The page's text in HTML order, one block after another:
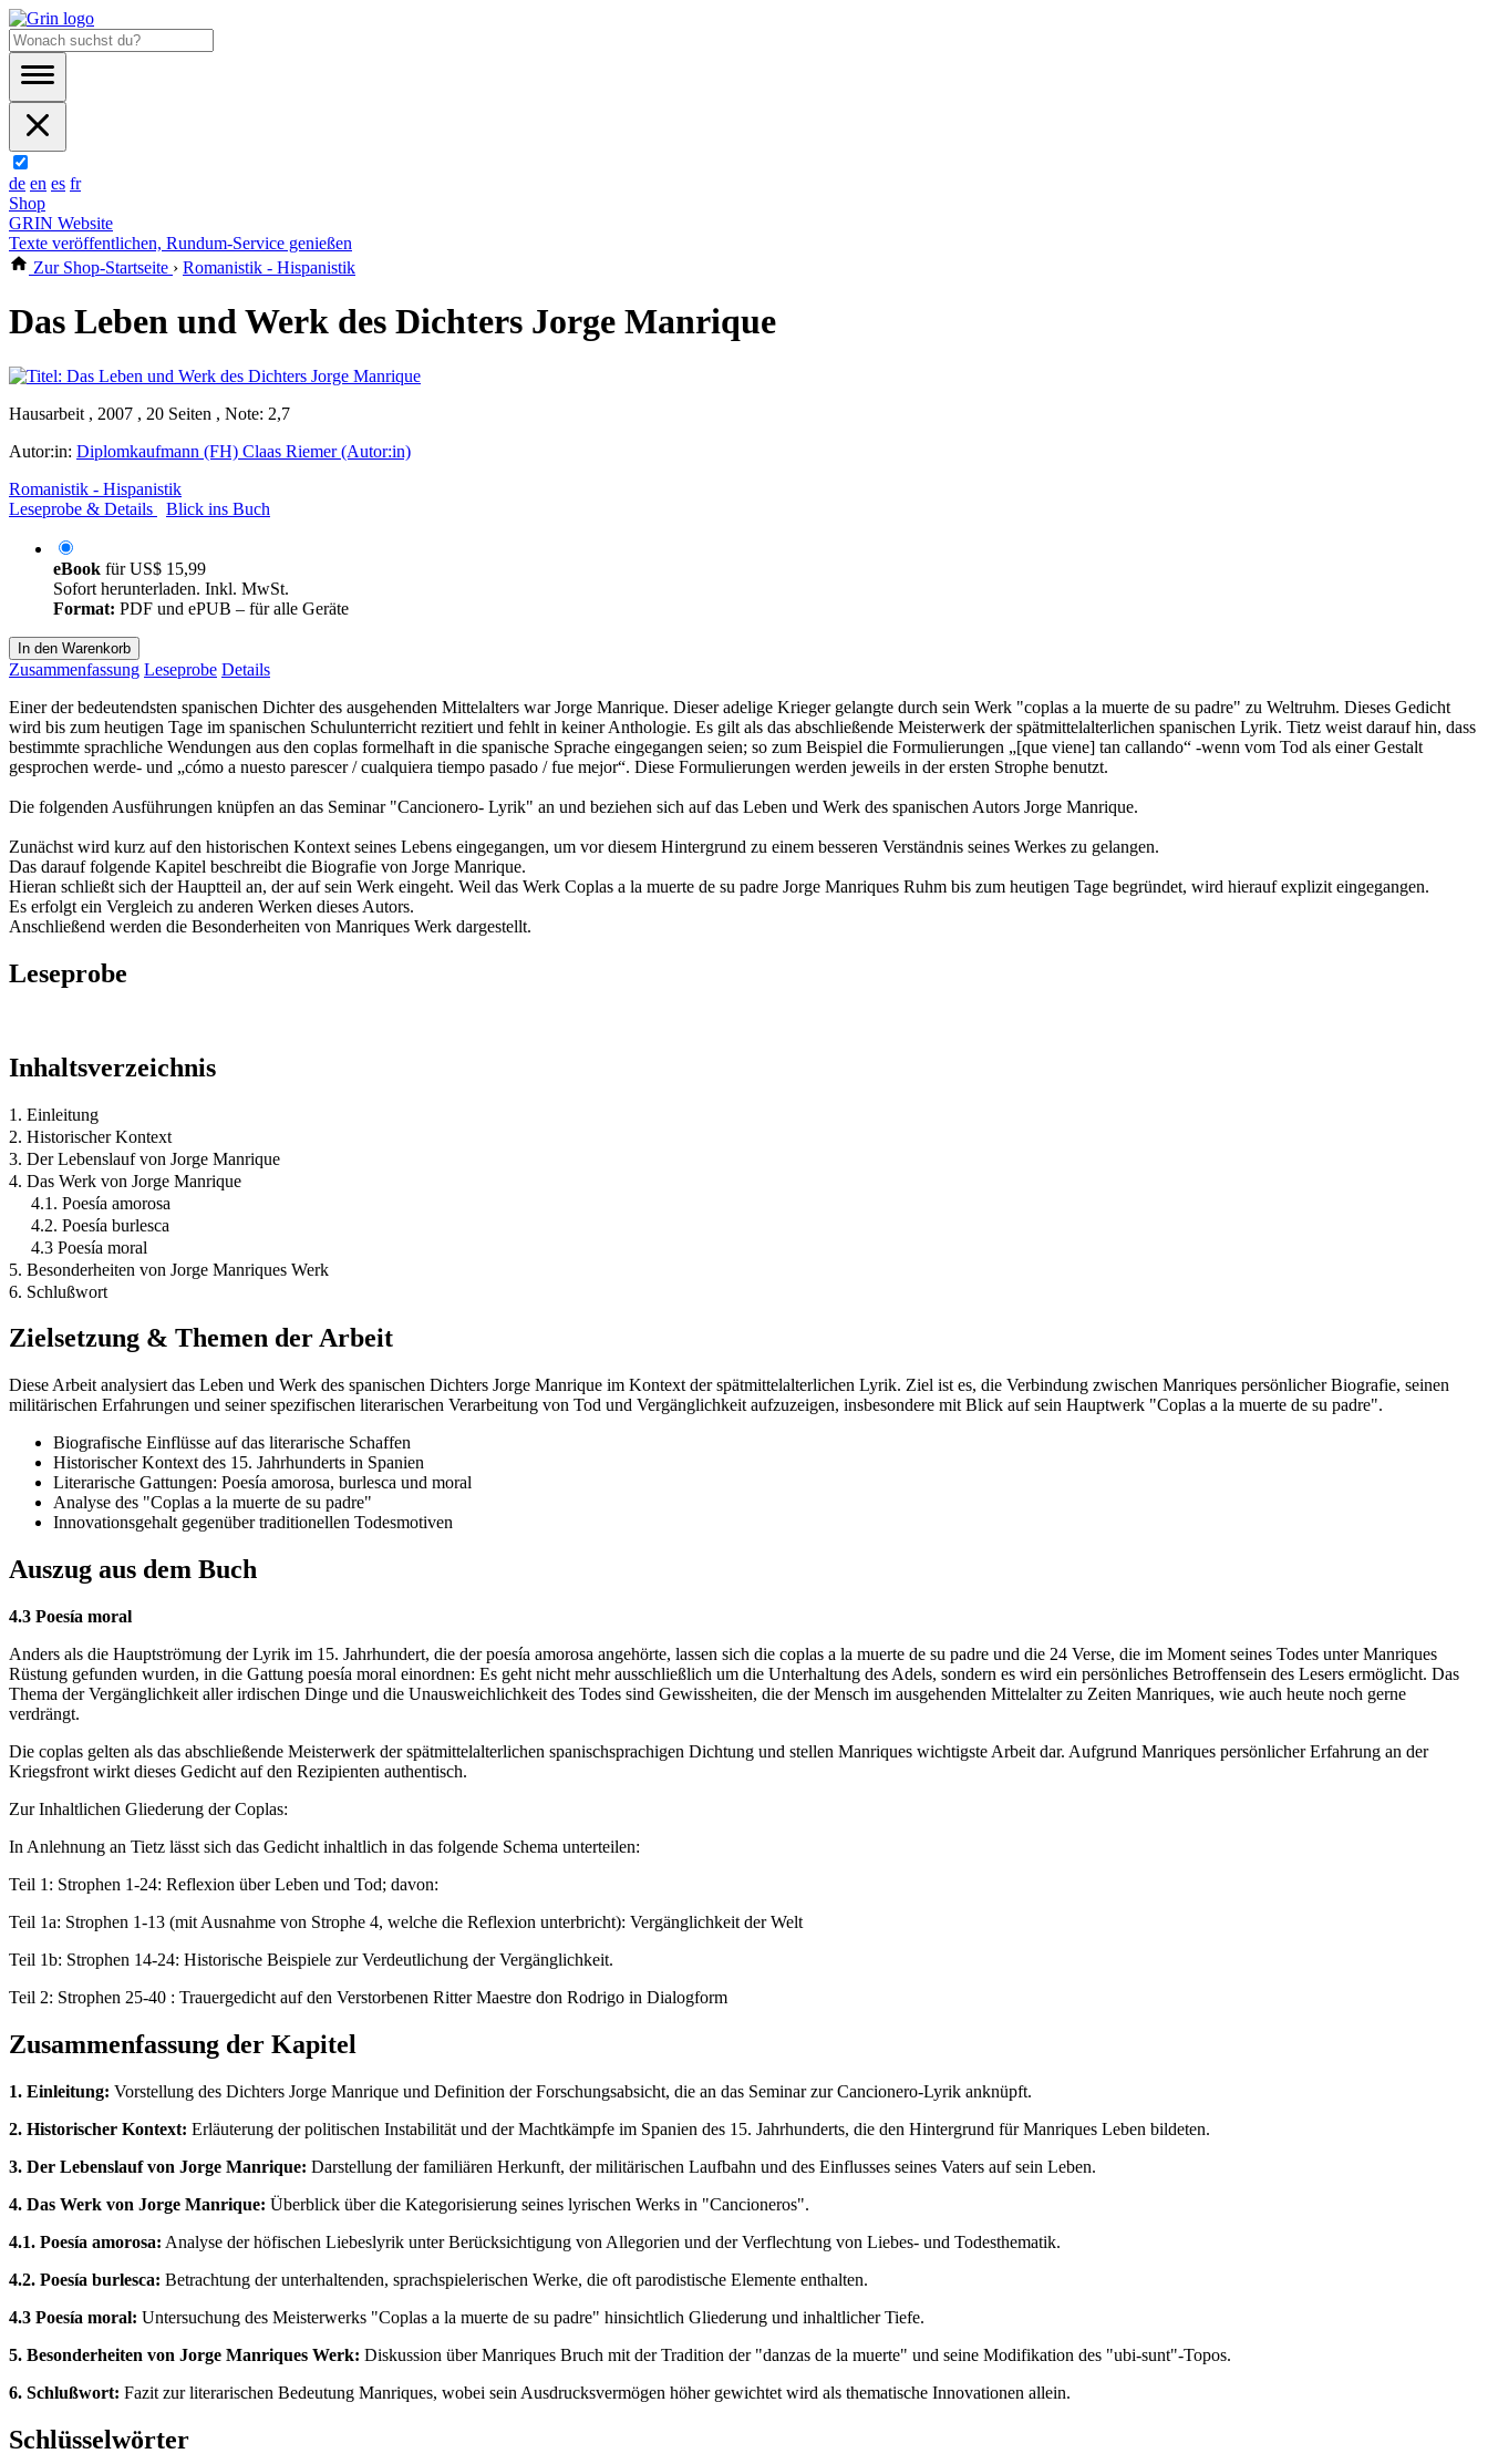
de en es fr
Shop
GRIN Website
Texte veröffentlichen, Rundum-Service genießen
Zur Shop-Startseite › Romanistik - Hispanistik
Das Leben und Werk des Dichters Jorge Manrique
Hausarbeit , 2007 , 20 Seiten , Note: 2,7
Autor:in: Diplomkaufmann (FH) Claas Riemer (Autor:in)
Romanistik - Hispanistik
Leseprobe & Details
Blick ins Buch
eBook fürUS$ 15,99
Sofort herunterladen. Inkl. MwSt.
Format: PDF und ePUB – für alle Geräte
In den Warenkorb
Zusammenfassung Leseprobe Details
Einer der bedeutendsten spanischen Dichter des ausgehenden Mittelalters war Jorge Manrique. Dieser adelige Krieger gelangte durch sein Werk "coplas a la muerte de su padre" zu Weltruhm. Dieses Gedicht
wird bis zum heutigen Tage im spanischen Schulunterricht rezitiert und fehlt in keiner Anthologie. Es gilt als das abschließende Meisterwerk der spätmittelalterlichen spanischen Lyrik. Tietz weist darauf hin, dass
bestimmte sprachliche Wendungen aus den coplas formelhaft in die spanische Sprache eingegangen seien; so zum Beispiel die Formulierungen „[que viene] tan callando“ -wenn vom Tod als einer Gestalt
gesprochen werde- und „cómo a nuesto parescer / cualquiera tiempo pasado / fue mejor“. Diese Formulierungen werden jeweils in der ersten Strophe benutzt.
Die folgenden Ausführungen knüpfen an das Seminar "Cancionero- Lyrik" an und beziehen sich auf das Leben und Werk des spanischen Autors Jorge Manrique.
Zunächst wird kurz auf den historischen Kontext seines Lebens eingegangen, um vor diesem Hintergrund zu einem besseren Verständnis seines Werkes zu gelangen.
Das darauf folgende Kapitel beschreibt die Biografie von Jorge Manrique.
Hieran schließt sich der Hauptteil an, der auf sein Werk eingeht. Weil das Werk Coplas a la muerte de su padre Jorge Manriques Ruhm bis zum heutigen Tage begründet, wird hierauf explizit eingegangen.
Es erfolgt ein Vergleich zu anderen Werken dieses Autors.
Anschließend werden die Besonderheiten von Manriques Werk dargestellt.
Leseprobe
Inhaltsverzeichnis
1. Einleitung
2. Historischer Kontext
3. Der Lebenslauf von Jorge Manrique
4. Das Werk von Jorge Manrique
4.1. Poesía amorosa
4.2. Poesía burlesca
4.3 Poesía moral
5. Besonderheiten von Jorge Manriques Werk
6. Schlußwort
Zielsetzung & Themen der Arbeit
Diese Arbeit analysiert das Leben und Werk des spanischen Dichters Jorge Manrique im Kontext der spätmittelalterlichen Lyrik. Ziel ist es, die Verbindung zwischen Manriques persönlicher Biografie, seinen
militärischen Erfahrungen und seiner spezifischen literarischen Verarbeitung von Tod und Vergänglichkeit aufzuzeigen, insbesondere mit Blick auf sein Hauptwerk "Coplas a la muerte de su padre".
Biografische Einflüsse auf das literarische Schaffen
Historischer Kontext des 15. Jahrhunderts in Spanien
Literarische Gattungen: Poesía amorosa, burlesca und moral
Analyse des "Coplas a la muerte de su padre"
Innovationsgehalt gegenüber traditionellen Todesmotiven
Auszug aus dem Buch
4.3 Poesía moral
Anders als die Hauptströmung der Lyrik im 15. Jahrhundert, die der poesía amorosa angehörte, lassen sich die coplas a la muerte de su padre und die 24 Verse, die im Moment seines Todes unter Manriques
Rüstung gefunden wurden, in die Gattung poesía moral einordnen: Es geht nicht mehr ausschließlich um die Unterhaltung des Adels, sondern es wird ein persönliches Betroffensein des Lesers ermöglicht. Das
Thema der Vergänglichkeit aller irdischen Dinge und die Unausweichlichkeit des Todes sind Gewissheiten, die der Mensch im ausgehenden Mittelalter zu Zeiten Manriques, wie auch heute noch gerne
verdrängt.
Die coplas gelten als das abschließende Meisterwerk der spätmittelalterlichen spanischsprachigen Dichtung und stellen Manriques wichtigste Arbeit dar. Aufgrund Manriques persönlicher Erfahrung an der
Kriegsfront wirkt dieses Gedicht auf den Rezipienten authentisch.
Zur Inhaltlichen Gliederung der Coplas:
In Anlehnung an Tietz lässt sich das Gedicht inhaltlich in das folgende Schema unterteilen:
Teil 1: Strophen 1-24: Reflexion über Leben und Tod; davon:
Teil 1a: Strophen 1-13 (mit Ausnahme von Strophe 4, welche die Reflexion unterbricht): Vergänglichkeit der Welt
Teil 1b: Strophen 14-24: Historische Beispiele zur Verdeutlichung der Vergänglichkeit.
Teil 2: Strophen 25-40 : Trauergedicht auf den Verstorbenen Ritter Maestre don Rodrigo in Dialogform
Zusammenfassung der Kapitel
1. Einleitung: Vorstellung des Dichters Jorge Manrique und Definition der Forschungsabsicht, die an das Seminar zur Cancionero-Lyrik anknüpft.
2. Historischer Kontext: Erläuterung der politischen Instabilität und der Machtkämpfe im Spanien des 15. Jahrhunderts, die den Hintergrund für Manriques Leben bildeten.
3. Der Lebenslauf von Jorge Manrique: Darstellung der familiären Herkunft, der militärischen Laufbahn und des Einflusses seines Vaters auf sein Leben.
4. Das Werk von Jorge Manrique: Überblick über die Kategorisierung seines lyrischen Werks in "Cancioneros".
4.1. Poesía amorosa: Analyse der höfischen Liebeslyrik unter Berücksichtigung von Allegorien und der Verflechtung von Liebes- und Todesthematik.
4.2. Poesía burlesca: Betrachtung der unterhaltenden, sprachspielerischen Werke, die oft parodistische Elemente enthalten.
4.3 Poesía moral: Untersuchung des Meisterwerks "Coplas a la muerte de su padre" hinsichtlich Gliederung und inhaltlicher Tiefe.
5. Besonderheiten von Jorge Manriques Werk: Diskussion über Manriques Bruch mit der Tradition der "danzas de la muerte" und seine Modifikation des "ubi-sunt"-Topos.
6. Schlußwort: Fazit zur literarischen Bedeutung Manriques, wobei sein Ausdrucksvermögen höher gewichtet wird als thematische Innovationen allein.
Schlüsselwörter